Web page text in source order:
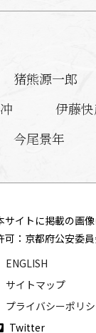
猪熊源一郎
伊藤
今尾景年
浮田一蕙
サイトに掲載の画像
可：京都府公安委
ENGLISH
サイトマップ
プライバシーポリ
Twitter